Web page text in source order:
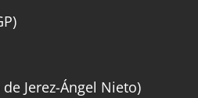
Jerez-Ángel Nieto)